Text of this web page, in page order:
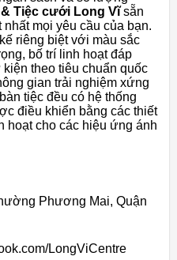
Tiệc cưới Long Vĩsẵn
mọi yêu cầu của bạn.
riêng biệt với màu sắc
bố trí linh hoạt đáp
theo tiêu chuẩn quốc
gian trải nghiệm xứng
tiệc đều có hệ thống
điều khiển bằng các thiết
hoạt cho các hiệu ứng ánh
Phương Mai, Quận
LongViCentre